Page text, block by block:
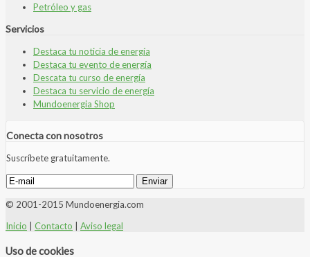
Petróleo y gas
Servicios
Destaca tu noticia de energía
Destaca tu evento de energía
Descata tu curso de energía
Destaca tu servicio de energía
Mundoenergia Shop
Conecta con nosotros
Suscríbete gratuitamente.
© 2001-2015 Mundoenergia.com
Inicio
Contacto Aviso legal
Uso de cookies